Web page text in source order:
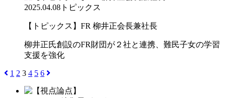
2025.04.08 トピックス
【トピックス】FR 柳井正会長兼社長
柳井正氏創設のFR財団が２社と連携、難民子女の学習
支援を強化
1 2 3 4 5 6